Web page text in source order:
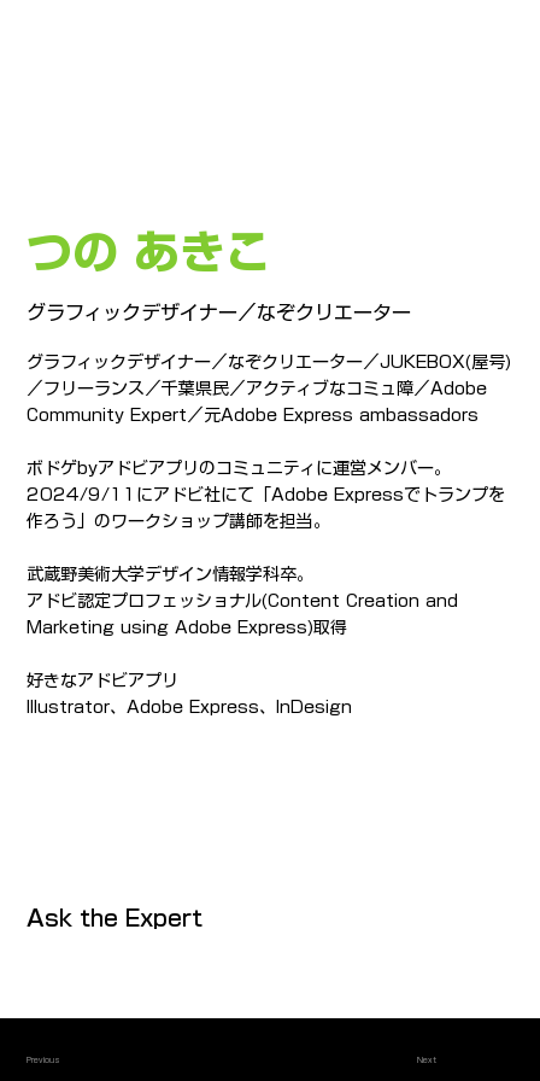
つの あきこ
グラフィックデザイナー／なぞクリエーター
グラフィックデザイナー／なぞクリエーター／JUKEBOX(屋号)
／フリーランス／千葉県民／アクティブなコミュ障／Adobe
Community Expert／元Adobe Express ambassadors
ボドゲbyアドビアプリのコミュニティに運営メンバー。
2024/9/11にアドビ社にて「Adobe Expressでトランプを
作ろう」のワークショップ講師を担当。
武蔵野美術大学デザイン情報学科卒。
アドビ認定プロフェッショナル(Content Creation and
Marketing using Adobe Express)取得
好きなアドビアプリ
Illustrator、Adobe Express、InDesign
Ask the Expert
Previous Next